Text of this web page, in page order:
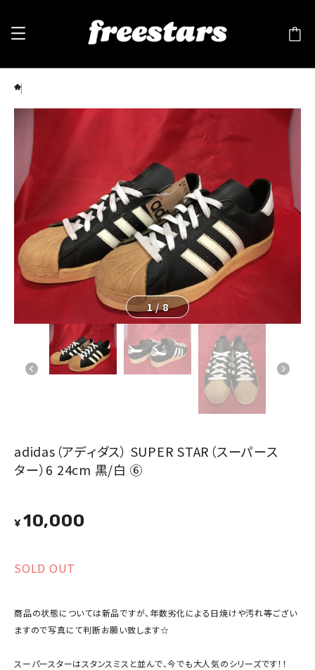
1/8
adidas（アディダス） SUPER STAR（スーパース
ター）6 24cm 黒/白 ⑥
¥10,000
SOLD OUT
商品の状態については新品ですが、年数劣化による日焼けや汚れ等ござい
ますので写真にて判断お願い致します☆
スーパースターはスタンスミスと並んで、今でも大人気のシリーズです！！